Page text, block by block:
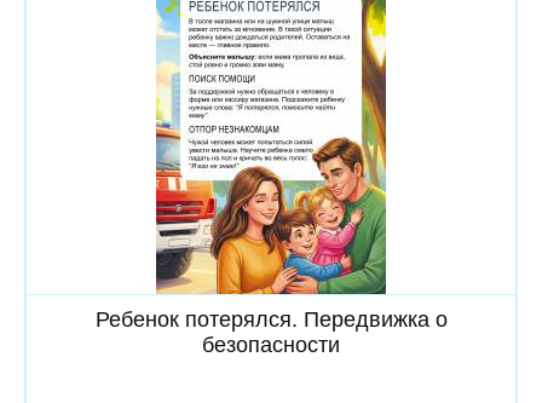
Скачать
Ребенок потерялся. Передвижка о
безопасности